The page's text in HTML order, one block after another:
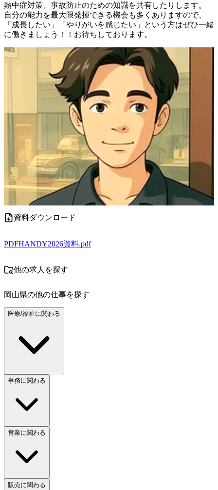
熱中症対策、事故防止のための知識を共有したりします。
自分の能力を最大限発揮できる機会も多くありますので、
「成長したい」「やりがいを感じたい」という方はぜひ一緒
に働きましょう！！お待ちしております。
資料ダウンロード
PDFHANDY2026資料.pdf
他の求人を探す
岡山県の他の仕事を探す
医療/福祉に関わる
事務に関わる
営業に関わる
販売に関わる